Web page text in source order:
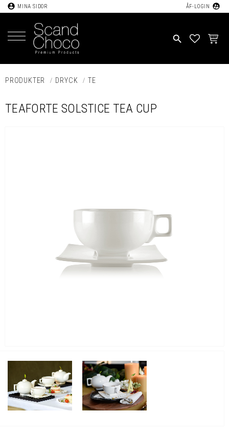
account_circle MINA SIDOR ÅF-LOGIN supervised_user_circle
search
PRODUKTER DRYCK TE
TEAFORTE SOLSTICE TEA CUP